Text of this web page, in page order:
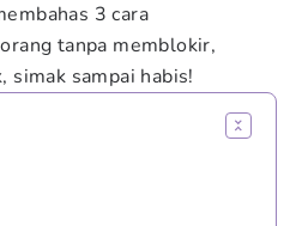
3 cara
tanpa memblokir,
simak sampai habis!